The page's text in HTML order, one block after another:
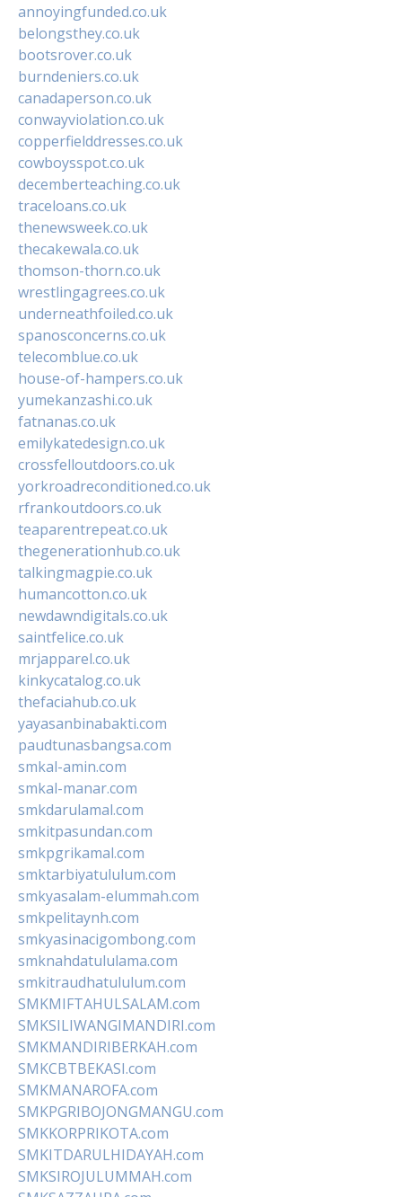
annoyingfunded.co.uk
belongsthey.co.uk
bootsrover.co.uk
burndeniers.co.uk
canadaperson.co.uk
conwayviolation.co.uk
copperfielddresses.co.uk
cowboysspot.co.uk
decemberteaching.co.uk
traceloans.co.uk
thenewsweek.co.uk
thecakewala.co.uk
thomson-thorn.co.uk
wrestlingagrees.co.uk
underneathfoiled.co.uk
spanosconcerns.co.uk
telecomblue.co.uk
house-of-hampers.co.uk
yumekanzashi.co.uk
fatnanas.co.uk
emilykatedesign.co.uk
crossfelloutdoors.co.uk
yorkroadreconditioned.co.uk
rfrankoutdoors.co.uk
teaparentrepeat.co.uk
thegenerationhub.co.uk
talkingmagpie.co.uk
humancotton.co.uk
newdawndigitals.co.uk
saintfelice.co.uk
mrjapparel.co.uk
kinkycatalog.co.uk
thefaciahub.co.uk
yayasanbinabakti.com
paudtunasbangsa.com
smkal-amin.com
smkal-manar.com
smkdarulamal.com
smkitpasundan.com
smkpgrikamal.com
smktarbiyatululum.com
smkyasalam-elummah.com
smkpelitaynh.com
smkyasinacigombong.com
smknahdatululama.com
smkitraudhatululum.com
SMKMIFTAHULSALAM.com
SMKSILIWANGIMANDIRI.com
SMKMANDIRIBERKAH.com
SMKCBTBEKASI.com
SMKMANAROFA.com
SMKPGRIBOJONGMANGU.com
SMKKORPRIKOTA.com
SMKITDARULHIDAYAH.com
SMKSIROJULUMMAH.com